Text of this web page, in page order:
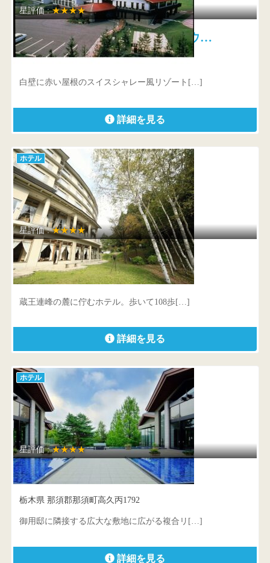
星評価 :★★★★
リゾートパーク ホテルオニコウ…
宮城県 大崎市鳴子温泉鬼首字大清水26-29
白壁に赤い屋根のスイスシャレー風リゾート[…]
詳細を見る
ホテル
星評価 :★★★★
蔵王四季のホテル
山形県 山形市蔵王温泉1272
蔵王連峰の麓に佇むホテル。歩いて108歩[…]
詳細を見る
ホテル
星評価 :★★★★
ホテルハーヴェスト那須
栃木県 那須郡那須町高久丙1792
御用邸に隣接する広大な敷地に広がる複合リ[…]
詳細を見る